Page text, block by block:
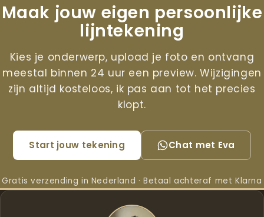
Maak jouw eigen persoonlijke
lijntekening
Kies je onderwerp, upload je foto en ontvang
meestal binnen 24 uur een preview. Wijzigingen
zijn altijd kosteloos, ik pas aan tot het precies
klopt.
Start jouw tekening Chat met Eva
Gratis verzending in Nederland · Betaal achteraf met Klarna